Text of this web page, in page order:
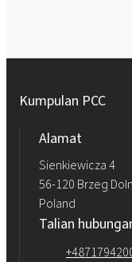
Kumpulan PCC
Alamat
Sienkiewicza 4
56-120 Brzeg
Poland
Talian